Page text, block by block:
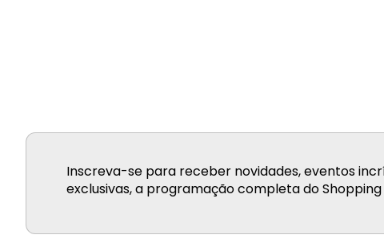
Inscreva-se para receber novidades, eventos
exclusivas, a programação completa do Shopping